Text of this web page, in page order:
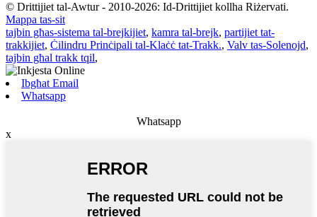
© Drittijiet tal-Awtur - 2010-2026: Id-Drittijiet kollha Riżervati.
Mappa tas-sit
tajbin għas-sistema tal-brejkijiet, kamra tal-brejk, partijiet tat-
trakkijiet, Ċilindru Prinċipali tal-Klaċċ tat-Trakk., Valv tas-Solenojd,
tajbin għal trakk tqil,
Ibgħat Email
Whatsapp
Whatsapp
x